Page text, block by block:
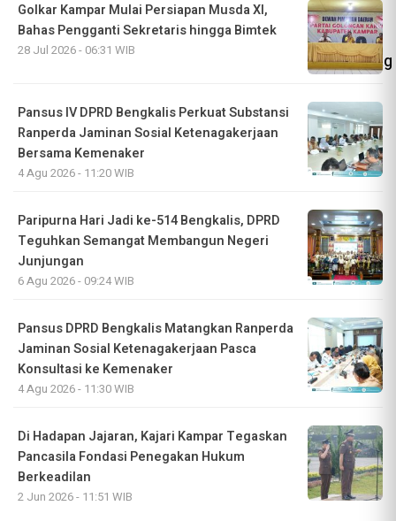
Golkar Kampar Mulai Persiapan Musda XI,
Bahas Pengganti Sekretaris hingga Bimtek
28 Jul 2026 - 06:31 WIB
Pansus IV DPRD Bengkalis Perkuat Substansi
Ranperda Jaminan Sosial Ketenagakerjaan
Bersama Kemenaker
4 Agu 2026 - 11:20 WIB
Paripurna Hari Jadi ke-514 Bengkalis, DPRD
Teguhkan Semangat Membangun Negeri
Junjungan
6 Agu 2026 - 09:24 WIB
Pansus DPRD Bengkalis Matangkan Ranperda
Jaminan Sosial Ketenagakerjaan Pasca
Konsultasi ke Kemenaker
4 Agu 2026 - 11:30 WIB
Di Hadapan Jajaran, Kajari Kampar Tegaskan
Pancasila Fondasi Penegakan Hukum
Berkeadilan
2 Jun 2026 - 11:51 WIB